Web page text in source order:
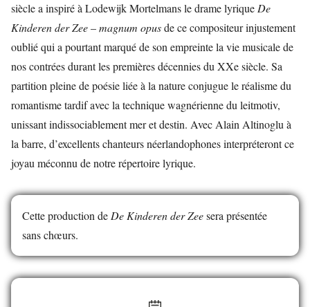
siècle a inspiré à Lodewijk Mortelmans le drame lyrique De
Kinderen der Zee–magnum opusde ce compositeur injustement
oublié qui a pourtant marqué de son empreinte la vie musicale de
nos contrées durant les premières décennies du XXe siècle. Sa
partition pleine de poésie liée à la nature conjugue le réalisme du
romantisme tardif avec la technique wagnérienne du leitmotiv,
unissant indissociablement mer et destin. Avec Alain Altinoglu à
la barre, d’excellents chanteurs néerlandophones interpréteront ce
joyau méconnu de notre répertoire lyrique.
Cette production de De Kinderen der Zeesera présentée
sans chœurs.